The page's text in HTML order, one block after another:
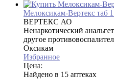
Мелоксикам-Вертекс таб
ВЕРТЕКС АО
Ненаркотический
другое
Оксикам
Избранное
Цена:
Найдено в 15 аптеках